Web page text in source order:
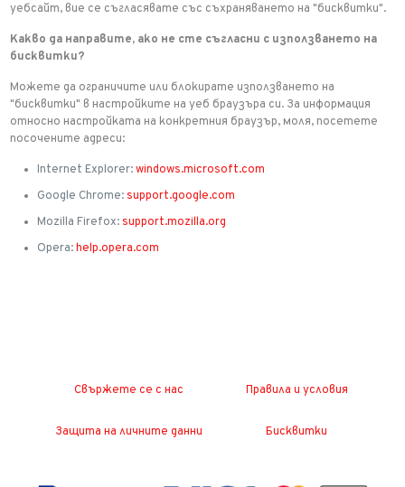
уебсайт, вие се съгласявате със съхраняването на "бисквитки".
Какво да направите, ако не сте съгласни с използването на
бисквитки?
Можете да ограничите или блокирате използването на
"бисквитки" в настройките на уеб браузъра си. За информация
относно настройката на конкретния браузър, моля, посетете
посочените адреси:
Internet Explorer:windows.microsoft.com
Google Chrome: support.google.com
Mozilla Firefox: support.mozilla.org
Opera:help.opera.com
Свържете се с нас Правила и условия
Защита на личните данни Бисквитки